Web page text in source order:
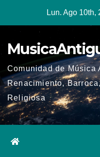
Lun. Ago 10th,
Comunidad de Música
Renacimiento,
Religiosa